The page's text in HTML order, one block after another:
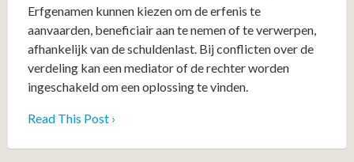
Erfgenamen kunnen kiezen om de erfenis te
aanvaarden, beneficiair aan te nemen of te verwerpen,
afhankelijk van de schuldenlast. Bij conflicten over de
verdeling kan een mediator of de rechter worden
ingeschakeld om een oplossing te vinden.
Read This Post ›